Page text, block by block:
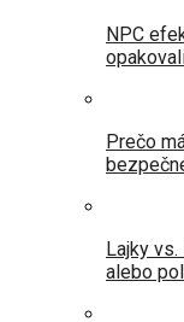
NPC
Prečo
Lajky
alebo